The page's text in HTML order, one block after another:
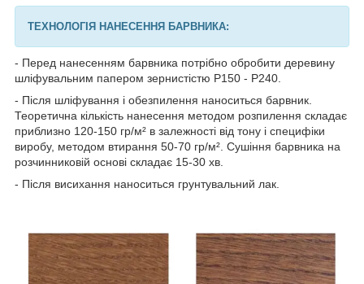
ТЕХНОЛОГІЯ НАНЕСЕННЯ БАРВНИКА:
- Перед нанесенням барвника потрібно обробити деревину
шліфувальним папером зернистістю Р150 - Р240.
- Після шліфування і обезпилення наноситься барвник.
Теоретична кількість нанесення методом розпилення складає
приблизно 120-150 гр/м² в залежності від тону і специфіки
виробу, методом втирання 50-70 гр/м². Сушіння барвника на
розчинниковій основі складає 15-30 хв.
- Після висихання наноситься грунтувальний лак.